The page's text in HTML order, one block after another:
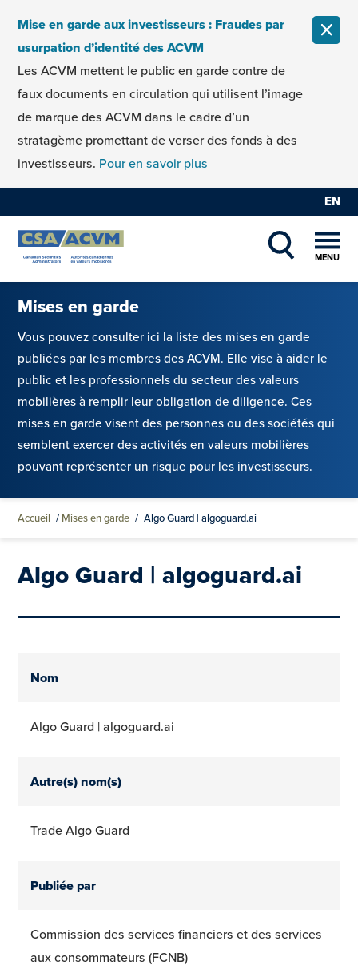
Mise en garde aux investisseurs : Fraudes par
usurpation d’identité des ACVM
Les ACVM mettent le public en garde contre de
faux documents en circulation qui utilisent l’image
de marque des ACVM dans le cadre d’un
stratagème promettant de verser des fonds à des
investisseurs. Pour en savoir plus
EN
SHOW
MENU
Mises en garde
Vous pouvez consulter ici la liste des mises en garde
publiées par les membres des ACVM. Elle vise à aider le
public et les professionnels du secteur des valeurs
mobilières à remplir leur obligation de diligence. Ces
mises en garde visent des personnes ou des sociétés qui
semblent exercer des activités en valeurs mobilières
pouvant représenter un risque pour les investisseurs.
Accueil / Mises en garde / Algo Guard | algoguard.ai
Algo Guard | algoguard.ai
Nom
Algo Guard | algoguard.ai
Autre(s) nom(s)
Trade Algo Guard
Publiée par
Commission des services financiers et des services
aux consommateurs (FCNB)